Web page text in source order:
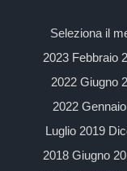
Seleziona il
2023 Febbraio
2022 Giugno
2022
Luglio 2019
2018 Giugno